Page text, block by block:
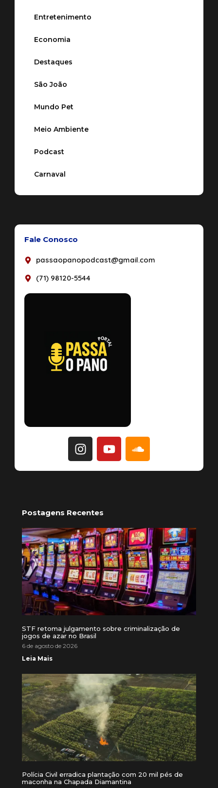
Entretenimento
Economia
Destaques
São João
Mundo Pet
Meio Ambiente
Podcast
Carnaval
Fale Conosco
passaopanopodcast@gmail.com
(71) 98120-5544
Postagens Recentes
STF retoma julgamento sobre criminalização de
jogos de azar no Brasil
6 de agosto de 2026
Leia Mais
Polícia Civil erradica plantação com 20 mil pés de
maconha na Chapada Diamantina